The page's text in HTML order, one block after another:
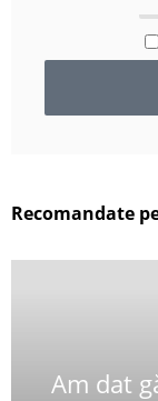
Recomandate
Am dat